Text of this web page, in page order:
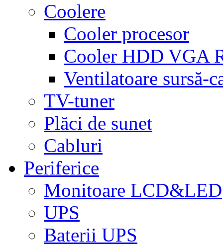
Coolere
Cooler procesor
Cooler HDD VGA
Ventilatoare sursă-
TV-tuner
Plăci de sunet
Cabluri
Periferice
Monitoare LCD&LED
UPS
Baterii UPS